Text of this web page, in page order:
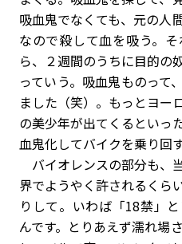
吸血鬼でなくても、元の人
なので殺して血を吸う。
ら、２週間のうちに目的の
っていう。吸血鬼ものって
ました（笑）。もっとヨー
の美少年が出てくるといっ
血鬼化してバイクを乗り回
バイオレンスの部分も、
界でようやく許されるくら
りして。いわば「18禁」
んです。とりあえず濡れ場